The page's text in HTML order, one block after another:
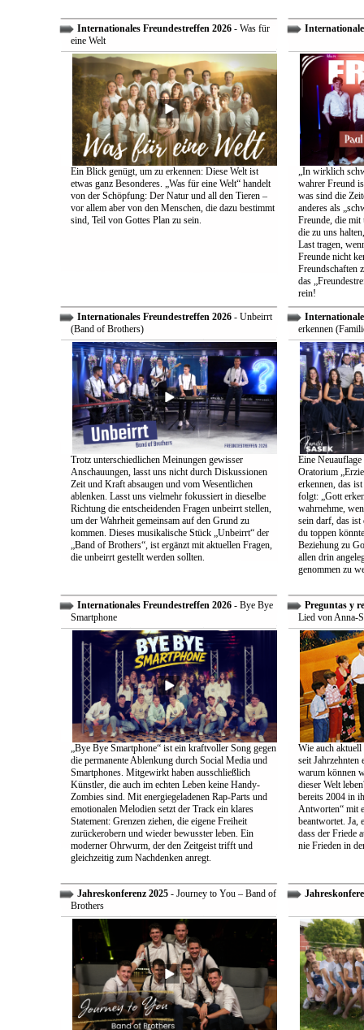
Internationales Freundestreffen 2026- Was für
eine Welt
Ein Blick genügt, um zu erkennen: Diese Welt ist
etwas ganz Besonderes. „Was für eine Welt“ handelt
von der Schöpfung: Der Natur und all den Tieren –
vor allem aber von den Menschen, die dazu bestimmt
sind, Teil von Gottes Plan zu sein.
„In wirklich
wahrer Freund
was sind die
anderes als
Freunde, die mit
die zu uns
Last tragen,
Freunde nicht
Freundschaften
das
rein!
Internationales Freundestreffen 2026- Unbeirrt
(Band of Brothers)
Trotz unterschiedlichen Meinungen gewisser
Anschauungen, lasst uns nicht durch Diskussionen
Zeit und Kraft absaugen und vom Wesentlichen
ablenken. Lasst uns vielmehr fokussiert in dieselbe
Richtung die entscheidenden Fragen unbeirrt stellen,
um der Wahrheit gemeinsam auf den Grund zu
kommen. Dieses musikalische Stück „Unbeirrt“ der
„Band of Brothers“, ist ergänzt mit aktuellen Fragen,
die unbeirrt gestellt werden sollten.
erkennen
Eine Neuauflage
Oratorium
erkennen, das
folgt: „Gott
wahrnehme,
sein darf, das ist
du toppen
Beziehung zu
allen drin
genommen zu
Internationales Freundestreffen 2026- Bye Bye
Smartphone
„Bye Bye Smartphone“ ist ein kraftvoller Song gegen
die permanente Ablenkung durch Social Media und
Smartphones. Mitgewirkt haben ausschließlich
Künstler, die auch im echten Leben keine Handy-
Zombies sind. Mit energiegeladenen Rap-Parts und
emotionalen Melodien setzt der Track ein klares
Statement: Grenzen ziehen, die eigene Freiheit
zurückerobern und wieder bewusster leben. Ein
moderner Ohrwurm, der den Zeitgeist trifft und
gleichzeitig zum Nachdenken anregt.
Preguntas y
Lied von Anna-
Wie auch
seit Jahrzehnten
warum können
dieser Welt
bereits 2004 in
Antworten“ mit
beantwortet. Ja,
dass der Friede
nie Frieden in
Jahreskonferenz 2025- Journey to You – Band of
Brothers